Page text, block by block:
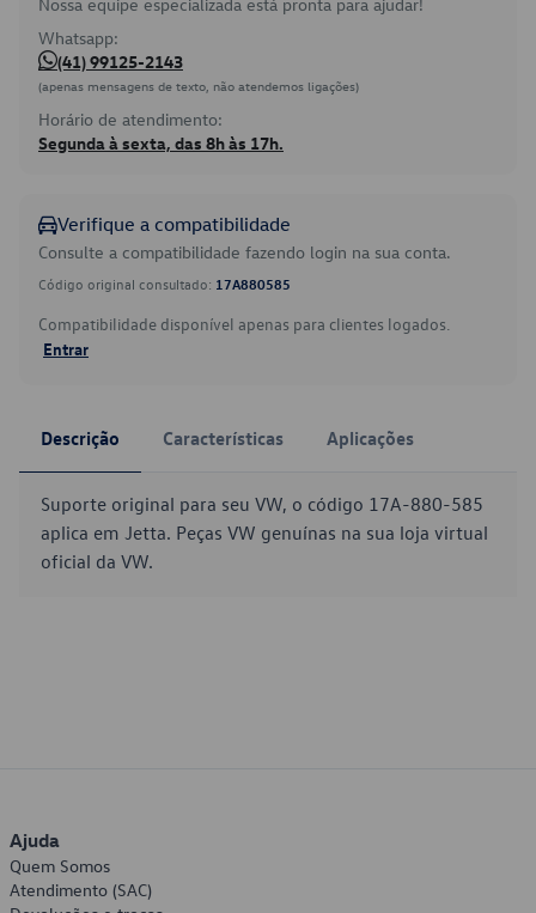
Whatsapp:
(41) 99125-2143
(apenas mensagens de texto, não atendemos ligações)
Horário de atendimento:
Segunda à sexta, das 8h às 17h.
Verifique a compatibilidade
Consulte a compatibilidade fazendo login na sua conta.
Código original consultado: 17A880585
Compatibilidade disponível apenas para clientes logados.
Entrar
Descrição Características Aplicações
Suporte original para seu VW, o código 17A-880-585
aplica em Jetta. Peças VW genuínas na sua loja virtual
oficial da VW.
Ajuda
Quem Somos
Atendimento (SAC)